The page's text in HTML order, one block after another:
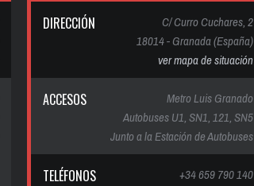
DIRECCIÓN
C/ Curro Cuchares, 2
18014 - Granada (España)
ver mapa de situación
ACCESOS
Metro Luis Granado
Autobuses U1, SN1, 121, SN5
Junto a la Estación de Autobuses
TELÉFONOS +34 659 790 140